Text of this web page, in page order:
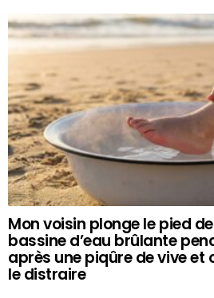
Mon voisin plonge le pied
bassine d’eau brûlante
après une piqûre de vive et
le distraire